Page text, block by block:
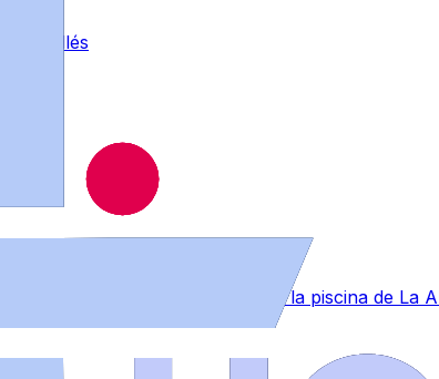
La Vellés
bajando por un tobogán de la piscina de La